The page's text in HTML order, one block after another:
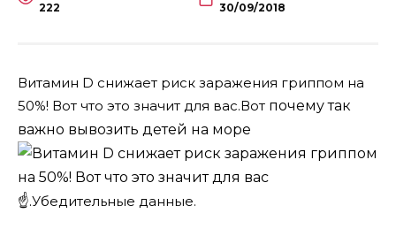
222 30/09/2018
Витамин D снижает риск заражения гриппом на
50%! Вот что это значит для вас.Вот почему так
важно вывозить детей на море
☝.Убедительные данные.